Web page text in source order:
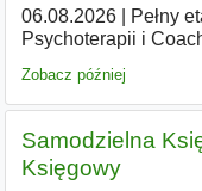
06.08.2026| Pełny
Psychoterapii i
Zobacz później
Samodzielna
Księgowy